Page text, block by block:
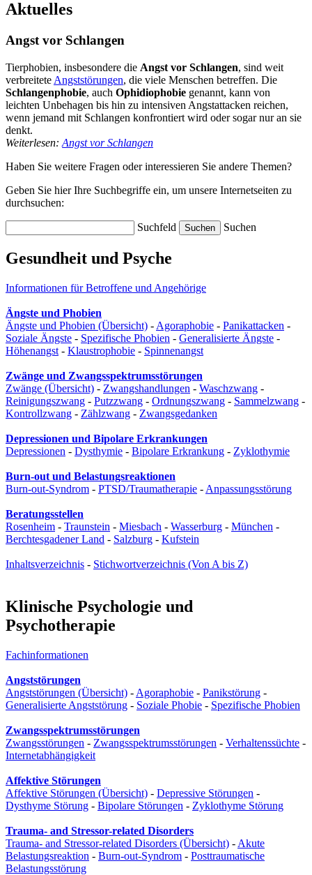
Aktuelles
Angst vor Schlangen
Tierphobien, insbesondere die Angst vor Schlangen, sind weit
verbreitete Angststörungen, die viele Menschen betreffen. Die
Schlangenphobie, auch Ophidiophobie genannt, kann von
leichten Unbehagen bis hin zu intensiven Angstattacken reichen,
wenn jemand mit Schlangen konfrontiert wird oder sogar nur an sie
denkt.
Weiterlesen: Angst vor Schlangen
Haben Sie weitere Fragen oder interessieren Sie andere Themen?
Geben Sie hier Ihre Suchbegriffe ein, um unsere Internetseiten zu
durchsuchen:
Suchfeld Suchen
Gesundheit und Psyche
Informationen für Betroffene und Angehörige
Ängste und Phobien
Ängste und Phobien (Übersicht) - Agoraphobie - Panikattacken -
Soziale Ängste - Spezifische Phobien - Generalisierte Ängste -
Höhenangst - Klaustrophobie - Spinnenangst
Zwänge und Zwangsspektrumsstörungen
Zwänge (Übersicht) - Zwangshandlungen - Waschzwang -
Reinigungszwang - Putzzwang - Ordnungszwang - Sammelzwang -
Kontrollzwang - Zählzwang - Zwangsgedanken
Depressionen und Bipolare Erkrankungen
Depressionen - Dysthymie - Bipolare Erkrankung - Zyklothymie
Burn-out und Belastungsreaktionen
Burn-out-Syndrom - PTSD/Traumatherapie - Anpassungsstörung
Beratungsstellen
Rosenheim - Traunstein - Miesbach - Wasserburg - München -
Berchtesgadener Land - Salzburg - Kufstein
Inhaltsverzeichnis - Stichwortverzeichnis (Von A bis Z)
Klinische Psychologie und
Psychotherapie
Fachinformationen
Angststörungen
Angststörungen (Übersicht) - Agoraphobie - Panikstörung -
Generalisierte Angststörung - Soziale Phobie - Spezifische Phobien
Zwangsspektrumsstörungen
Zwangsstörungen - Zwangsspektrumsstörungen - Verhaltenssüchte -
Internetabhängigkeit
Affektive Störungen
Affektive Störungen (Übersicht) - Depressive Störungen -
Dysthyme Störung - Bipolare Störungen - Zyklothyme Störung
Trauma- and Stressor-related Disorders
Trauma- and Stressor-related Disorders (Übersicht) - Akute
Belastungsreaktion - Burn-out-Syndrom - Posttraumatische
Belastungsstörung